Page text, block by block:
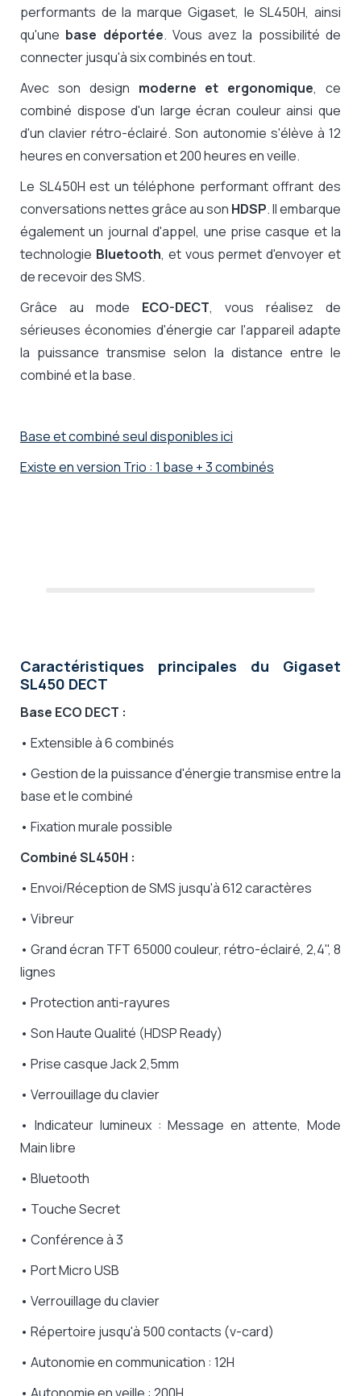
performants de la marque Gigaset, le SL450H, ainsi
qu'une base déportée. Vous avez la possibilité de
connecter jusqu'à six combinés en tout.
Avec son design moderne et ergonomique, ce
combiné dispose d'un large écran couleur ainsi que
d'un clavier rétro-éclairé. Son autonomie s'élève à 12
heures en conversation et 200 heures en veille.
Le SL450H est un téléphone performant offrant des
conversations nettes grâce au son HDSP. Il embarque
également un journal d'appel, une prise casque et la
technologie Bluetooth, et vous permet d'envoyer et
de recevoir des SMS.
Grâce au mode ECO-DECT, vous réalisez de
sérieuses économies d'énergie car l'appareil adapte
la puissance transmise selon la distance entre le
combiné et la base.
Base et combiné seul disponibles ici
Existe en version Trio : 1 base + 3 combinés
Caractéristiques principales du Gigaset
SL450 DECT
Base ECO DECT :
• Extensible à 6 combinés
• Gestion de la puissance d'énergie transmise entre la
base et le combiné
• Fixation murale possible
Combiné SL450H :
• Envoi/Réception de SMS jusqu'à 612 caractères
• Vibreur
• Grand écran TFT 65000 couleur, rétro-éclairé, 2,4", 8
lignes
• Protection anti-rayures
• Son Haute Qualité (HDSP Ready)
• Prise casque Jack 2,5mm
• Verrouillage du clavier
• Indicateur lumineux : Message en attente, Mode
Main libre
• Bluetooth
• Touche Secret
• Conférence à 3
• Port Micro USB
• Verrouillage du clavier
• Répertoire jusqu'à 500 contacts (v-card)
• Autonomie en communication : 12H